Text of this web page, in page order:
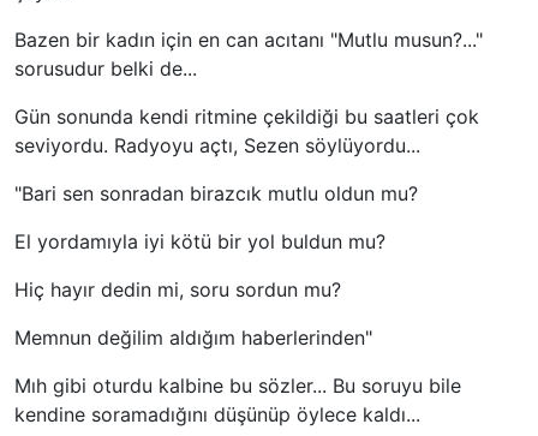
Bazen bir kadın için en can acıtanı "Mutlu musun?..."
sorusudur belki de...
Gün sonunda kendi ritmine çekildiği bu saatleri çok
seviyordu. Radyoyu açtı, Sezen söylüyordu...
"Bari sen sonradan birazcık mutlu oldun mu?
El yordamıyla iyi kötü bir yol buldun mu?
Hiç hayır dedin mi, soru sordun mu?
Memnun değilim aldığım haberlerinden"
Mıh gibi oturdu kalbine bu sözler... Bu soruyu bile
kendine soramadığını düşünüp öylece kaldı...